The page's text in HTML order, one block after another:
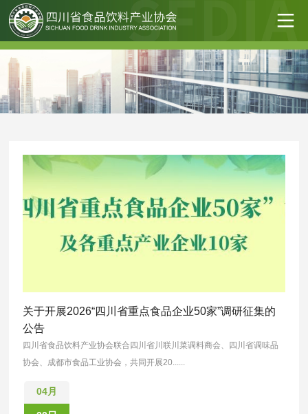
关于开展2026“四川省重点食品企业50家”调研征集的
公告
四川省食品饮料产业协会联合四川省川联川菜调料商会、四川省调味品
协会、成都市食品工业协会，共同开展20......
04月